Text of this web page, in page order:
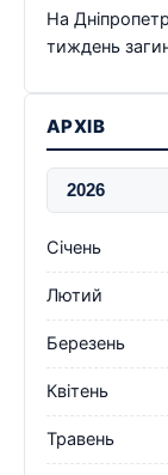
На
тиждень
АРХІВ
Січень
Лютий
Березень
Квітень
Травень